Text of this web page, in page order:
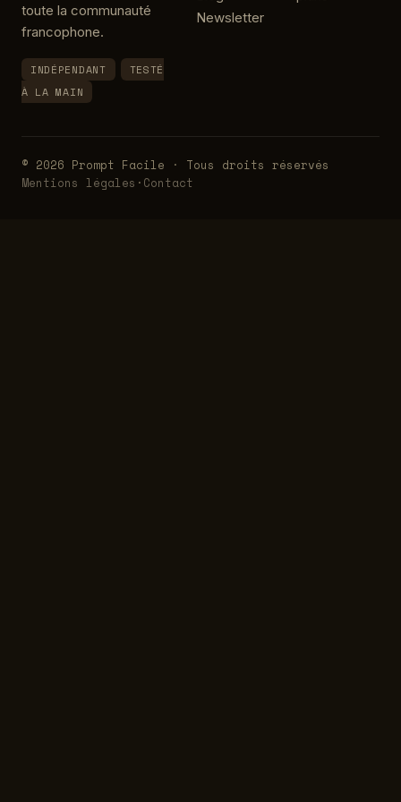
toute la communauté
francophone.
INDÉPENDANT
TESTÉ
À LA MAIN
Newsletter
© 2026 Prompt Facile · Tous droits réservés
Mentions légales · Contact